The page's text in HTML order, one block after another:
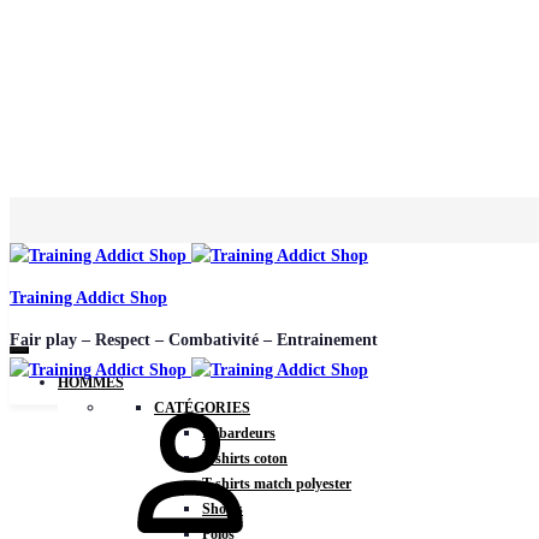
Training Addict Shop
Fair play – Respect – Combativité – Entrainement
HOMMES
CATÉGORIES
Débardeurs
T-shirts coton
T-shirts match polyester
Shorts
Polos